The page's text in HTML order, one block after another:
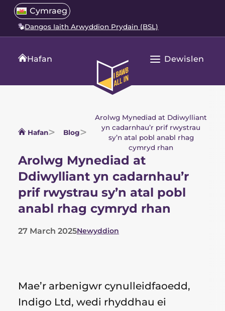
Neidio
cynnwys
Select
a
translation
Cymraeg
Open
language
menu
Dangos Iaith Arwyddion Prydain (BSL)
Hafan
Hafan
In
Agor
Dewislen
Hafan Blog
Arolwg Mynediad at Ddiwylliant
yn cadarnhau’r prif rwystrau
sy’n atal pobl anabl rhag
cymryd rhan
Arolwg Mynediad at
Ddiwylliant yn cadarnhau’r
prif rwystrau sy’n atal pobl
anabl rhag cymryd rhan
27 March 2025
List
for
Newyddion
Mae’r arbenigwr cynulleidfaoedd,
Indigo Ltd, wedi rhyddhau ei